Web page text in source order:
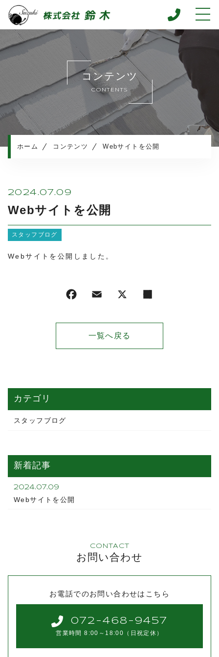
当社について
施工メニュー
施工実績
施工の流れ
よくある質問
コンテンツ
CONTENTS
ホーム コンテンツ Webサイトを公開
2024.07.09
Webサイトを公開
スタッフブログ
Webサイトを公開しました。
一覧へ戻る
カテゴリ
スタッフブログ
新着記事
2024.07.09
Webサイトを公開
CONTACT
お問い合わせ
お電話でのお問い合わせはこちら
072-468-9457
営業時間 8:00～18:00（日祝定休）